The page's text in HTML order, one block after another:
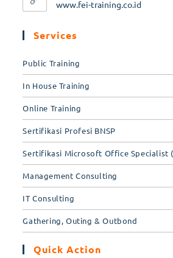
www.fei-training.co.id
Services
Public Training
In House Training
Online Training
Sertifikasi Profesi BNSP
Sertifikasi Microsoft Office Specialist
Management Consulting
IT Consulting
Gathering, Outing & Outbond
Quick Action